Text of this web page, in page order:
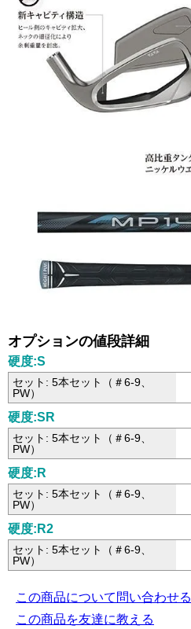
オプションの値段詳細
硬度:S
セット: 5本セット（＃6-9、
PW）
硬度:SR
セット: 5本セット（＃6-9、
PW）
硬度:R
セット: 5本セット（＃6-9、
PW）
硬度:R2
セット: 5本セット（＃6-9、
PW）
この商品について問い合わせる
この商品を友達に教える